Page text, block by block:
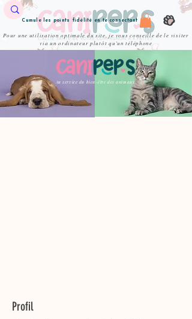
Cumule les points fidélité en te connectant
Pour une utilisation optimale du site, je vous conseille de le visiter
via un ordinateur plutôt qu'un téléphone
Au service du bien-être des animaux
Profil